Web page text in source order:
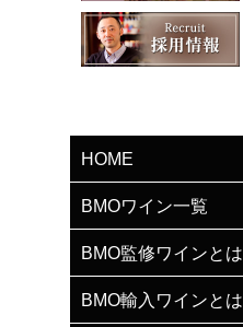
HOME
BMOワイン一覧
BMO監修ワインとは
BMO輸入ワインとは